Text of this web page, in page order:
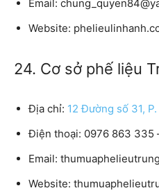
Email:
Website:
24. Cơ sở phế liệu
Địa chỉ: 12 Đường số 31,
Điện thoại: 0976 863 335
Email:
Website: